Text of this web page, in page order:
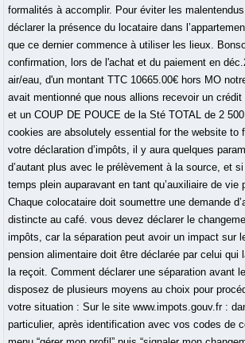
formalités à accomplir. Pour éviter les
déclarer la présence du locataire dans
que ce dernier commence à utiliser les lieux.
confirmation, lors de l'achat et du paiement en
air/eau, d'un montant TTC 10665.00€ hors MO
avait mentionné que nous allions recevoir un
et un COUP DE POUCE de la Sté TOTAL de 2
cookies are absolutely essential for the website to
votre déclaration d’impôts, il y aura quelques
d’autant plus avec le prélèvement à la source, et
temps plein auparavant en tant qu’auxiliaire de vie
Chaque colocataire doit soumettre une demande
distincte au café. vous devez déclarer le
impôts, car la séparation peut avoir un impact sur
pension alimentaire doit être déclarée par celui qui
la reçoit. Comment déclarer une séparation avant
disposez de plusieurs moyens au choix pour
votre situation : Sur le site www.impots.gouv.fr :
particulier, après identification avec vos codes de